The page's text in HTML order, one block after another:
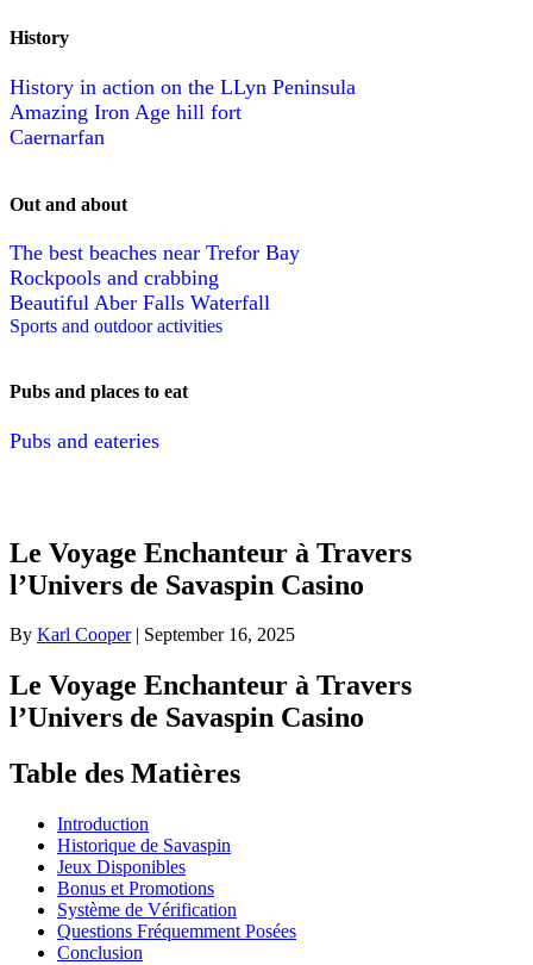
History
History in action on the LLyn Peninsula
Amazing Iron Age hill fort
Caernarfan
Out and about
The best beaches near Trefor Bay
Rockpools and crabbing
Beautiful Aber Falls Waterfall
Sports and outdoor activities
Pubs and places to eat
Pubs and eateries
Le Voyage Enchanteur à Travers
l’Univers de Savaspin Casino
By Karl Cooper| September 16, 2025
Le Voyage Enchanteur à Travers
l’Univers de Savaspin Casino
Table des Matières
Introduction
Historique de Savaspin
Jeux Disponibles
Bonus et Promotions
Système de Vérification
Questions Fréquemment Posées
Conclusion